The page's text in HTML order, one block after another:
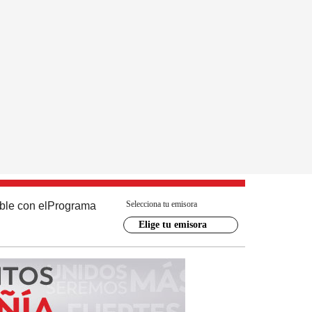
con el Programa Selecciona tu emisora
Elige tu emisora